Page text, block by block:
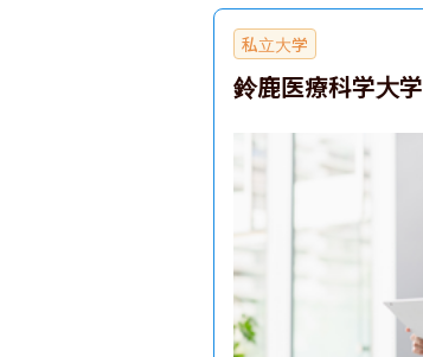
私立大学
鈴鹿医療科学大学